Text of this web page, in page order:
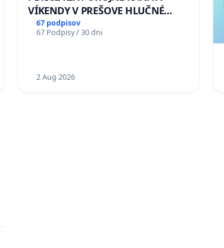
VÍKENDY V PREŠOVE HLUČNÉ
STAVEBNÉ PRÁCE V SOBOTU LEN
OD 9.00 DO 13.00 HOD., CEZ
KONTROLA STAVBY C-AREA NA
67 podpisov
67 Podpisy / 30 dni
2 Aug 2026